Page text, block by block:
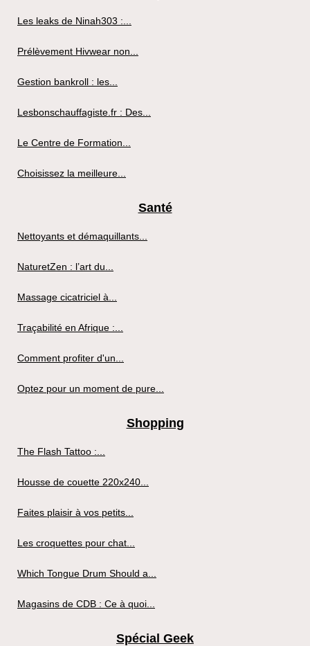
Les leaks de Ninah303 :...
Prélèvement Hivwear non...
Gestion bankroll : les...
Lesbonschauffagiste.fr : Des...
Le Centre de Formation...
Choisissez la meilleure...
Santé
Nettoyants et démaquillants...
NaturetZen : l’art du...
Massage cicatriciel à...
Traçabilité en Afrique :...
Comment profiter d'un...
Optez pour un moment de pure...
Shopping
The Flash Tattoo :...
Housse de couette 220x240...
Faites plaisir à vos petits...
Les croquettes pour chat...
Which Tongue Drum Should a...
Magasins de CDB : Ce à quoi...
Spécial Geek